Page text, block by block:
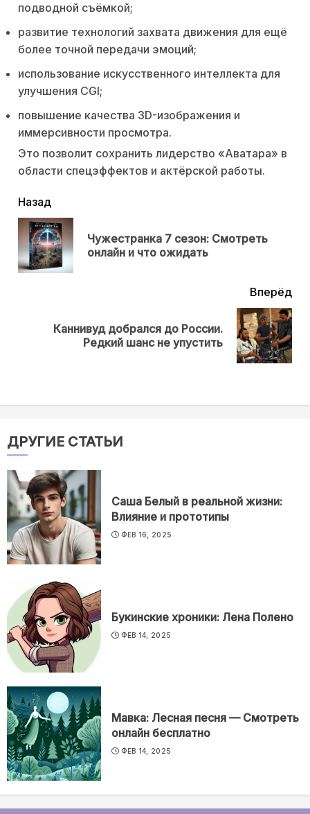
подводной съёмкой;
развитие технологий захвата движения для ещё
более точной передачи эмоций;
использование искусственного интеллекта для
улучшения CGI;
повышение качества 3D-изображения и
иммерсивности просмотра.
Это позволит сохранить лидерство «Аватара» в
области спецэффектов и актёрской работы.
читать
еще
Назад
Чужестранка 7 сезон: Смотреть
онлайн и что ожидать
Вперёд
Каннивуд добрался до России.
Редкий шанс не упустить
ДРУГИЕ СТАТЬИ
Саша Белый в реальной жизни:
Влияние и прототипы
ФЕВ 16, 2025
Букинские хроники: Лена Полено
ФЕВ 14, 2025
Мавка: Лесная песня — Смотреть
онлайн бесплатно
ФЕВ 14, 2025